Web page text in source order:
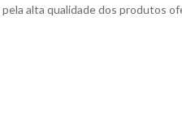
alta qualidade dos produtos